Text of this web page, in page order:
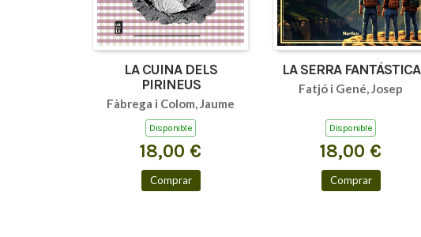
LA CUINA DELS
PIRINEUS
Fàbrega i Colom, Jaume
Disponible
18,00 €
Comprar
LA SERRA FANTÀSTICA
Fatjó i Gené, Josep
Disponible
18,00 €
Comprar